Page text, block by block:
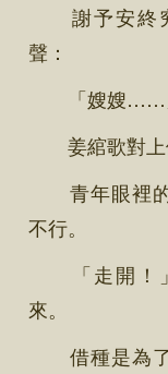
謝予安終究
聲：
「嫂嫂……
姜綰歌對上
青年眼裡的
不行。
「走開！」
來。
借種是為了